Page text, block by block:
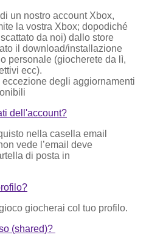
un nostro account Xbox,
la vostra Xbox; dopodiché
da noi) dallo store
il download/installazione
personale (giocherete da lì,
ecc).
degli aggiornamenti
dell'account?
nella casella email
vede l’email deve
di posta in
giocherai col tuo profilo.
(shared)?